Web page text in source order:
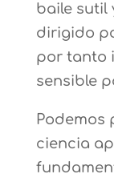
baile sutil
dirigido
por tanto
sensible
Podemos
ciencia